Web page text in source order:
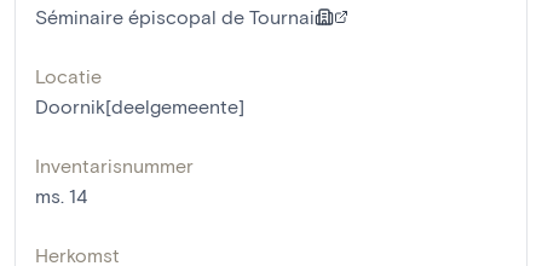
Séminaire épiscopal de Tournai
Locatie
Doornik[deelgemeente]
Inventarisnummer
ms. 14
Herkomst